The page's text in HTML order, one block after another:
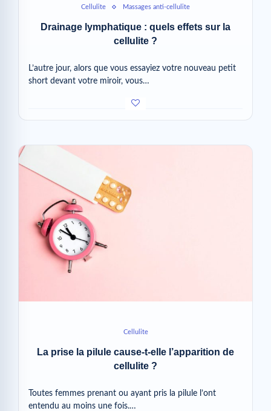
Cellulite Massages anti-cellulite
Drainage lymphatique : quels effets sur la
cellulite ?
L’autre jour, alors que vous essayiez votre nouveau petit
short devant votre miroir, vous…
Cellulite
La prise la pilule cause-t-elle l’apparition de
cellulite ?
Toutes femmes prenant ou ayant pris la pilule l’ont
entendu au moins une fois.…